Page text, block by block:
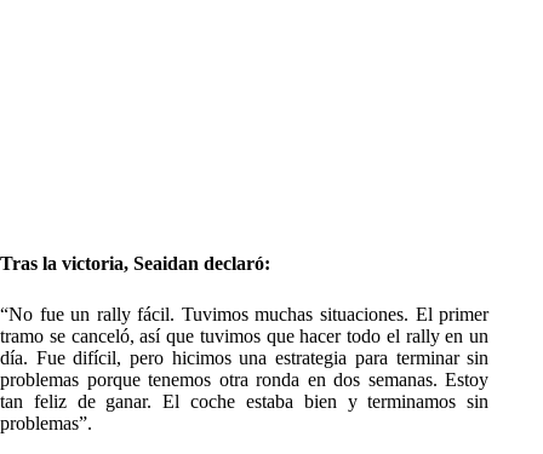
Tras la victoria, Seaidan declaró:
“No fue un rally fácil. Tuvimos muchas situaciones. El primer
tramo se canceló, así que tuvimos que hacer todo el rally en un
día. Fue difícil, pero hicimos una estrategia para terminar sin
problemas porque tenemos otra ronda en dos semanas. Estoy
tan feliz de ganar. El coche estaba bien y terminamos sin
problemas”.